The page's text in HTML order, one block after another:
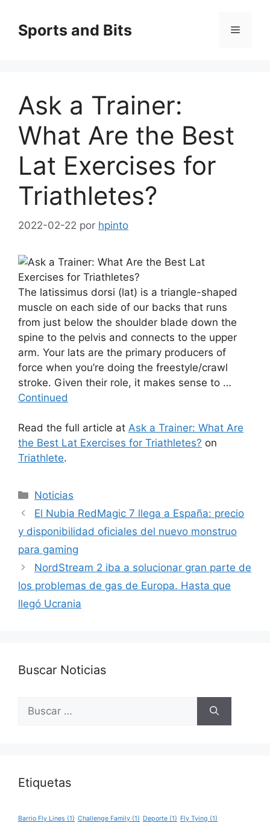
contenido
Sports and Bits Menú
Ask a Trainer:
What Are the Best
Lat Exercises for
Triathletes?
2022-02-22 por hpinto
The latissimus dorsi (lat) is a triangle-shaped
muscle on each side of our backs that runs
from just below the shoulder blade down the
spine to the pelvis and connects to the upper
arm. Your lats are the primary producers of
force when you’re doing the freestyle/crawl
stroke. Given their role, it makes sense to …
Continued
Read the full article at Ask a Trainer: What Are
the Best Lat Exercises for Triathletes? on
Triathlete.
Categorías
Noticias
El Nubia RedMagic 7 llega a España: precio
y disponibilidad oficiales del nuevo monstruo
para gaming
NordStream 2 iba a solucionar gran parte de
los problemas de gas de Europa. Hasta que
llegó Ucrania
Buscar Noticias
Buscar:
Etiquetas
Barrio Fly Lines (1) Challenge Family (1) Deporte (1) Fly Tying (1)